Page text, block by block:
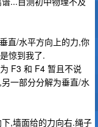
直/水平方向上的力,你
惊到我了.
F3 和 F4 暂且不说
一部分分解为垂直/水
,墙面给的力向右.绳子